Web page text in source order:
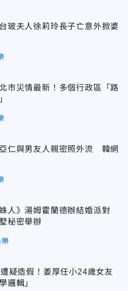
玻夫人徐莉玲長子亡意外掀婆
市災情最新！多個行政區「路
仁與男友人親密照外流 韓網
人》湯姆霍蘭德辦結婚派對
秘密舉辦
遭疑造假！姜厚任小24歲女友
邏輯」